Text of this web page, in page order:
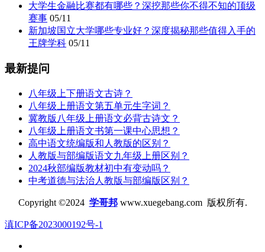
大学生金融比赛都有哪些？深挖那些你不得不知的顶级
赛事 05/11
新加坡国立大学哪些专业好？深度揭秘那些值得入手的
王牌学科 05/11
最新提问
八年级上下册语文古诗？
八年级上册语文第五单元生字词？
冀教版八年级上册语文必背古诗文？
八年级上册语文书第一课中心思想？
高中语文统编版和人教版的区别？
人教版与部编版语文九年级上册区别？
2024秋部编版教材初中有变动吗？
中考道德与法治人教版与部编版区别？
Copyright ©2024 学哥邦www.xuegebang.com 版权所有.
滇ICP备2023000192号-1